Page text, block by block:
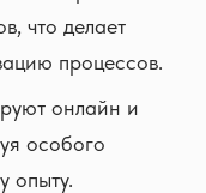
что делает
процессов.
онлайн и
особого
опыту.